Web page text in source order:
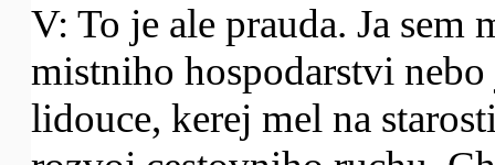
V: To je ale prauda. Ja sem
mistniho hospodarstvi
lidouce, kerej mel na